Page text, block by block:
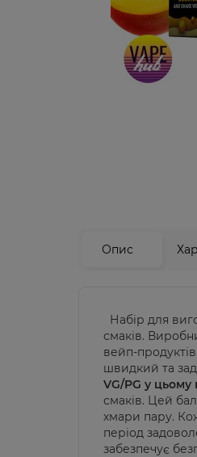
Опис
Набір для
смаків.
вейп-
швидкий та
VG/PG у цьому
смаків. Цей
хмари пару.
період
забезпечує